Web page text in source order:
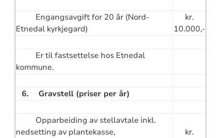
Engangsavgift for 20 år (Nord-
Etnedal kyrkjegard)
kr.
10.000,-
Er til fastsettelse hos Etnedal
kommune.
6. Gravstell (priser per år)
Opparbeiding av stellavtale inkl.
nedsetting av plantekasse,
kr.